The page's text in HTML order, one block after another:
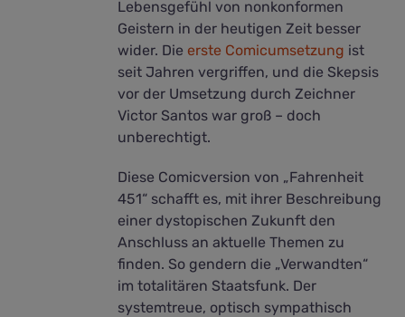
Lebensgefühl von nonkonformen
Geistern in der heutigen Zeit besser
wider. Die erste Comicumsetzung ist
seit Jahren vergriffen, und die Skepsis
vor der Umsetzung durch Zeichner
Victor Santos war groß – doch
unberechtigt.
Diese Comicversion von „Fahrenheit
451“ schafft es, mit ihrer Beschreibung
einer dystopischen Zukunft den
Anschluss an aktuelle Themen zu
finden. So gendern die „Verwandten“
im totalitären Staatsfunk. Der
systemtreue, optisch sympathisch